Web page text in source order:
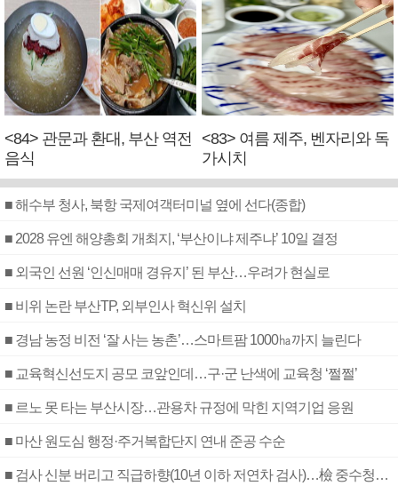
<84> 관문과 환대, 부산 역전
음식
<83> 여름 제주, 벤자리와 독
가시치
■ 해수부 청사, 북항 국제여객터미널 옆에 선다(종합)
■ 2028 유엔 해양총회 개최지, ‘부산이냐 제주냐’ 10일 결정
■ 외국인 선원 ‘인신매매 경유지’ 된 부산…우려가 현실로
■ 비위 논란 부산TP, 외부인사 혁신위 설치
■ 경남 농정 비전 ‘잘 사는 농촌’…스마트팜 1000㏊까지 늘린다
■ 교육혁신선도지 공모 코앞인데…구·군 난색에 교육청 ‘쩔쩔’
■ 르노 못 타는 부산시장…관용차 규정에 막힌 지역기업 응원
■ 마산 원도심 행정·주거복합단지 연내 준공 수순
■ 검사 신분 버리고 직급하향(10년 이하 저연차 검사)…檢 중수청행 기피